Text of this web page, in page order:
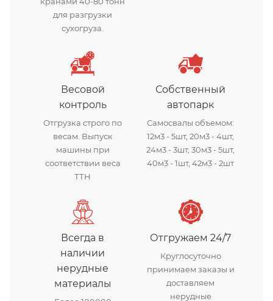
для разгрузки
сухогруза.
Весовой
контроль
Отгрузка строго по
весам. Выпуск
машины при
соответствии веса
ТТН
Собственный
автопарк
Самосвалы объемом:
12м3 - 5шт, 20м3 - 4шт,
24м3 - 3шт, 30м3 - 5шт,
40м3 - 1шт, 42м3 - 2шт
Всегда в
наличии
нерудные
материалы
Отгружаем 24/7
Круглосуточно
принимаем заказы и
доставляем
нерудные